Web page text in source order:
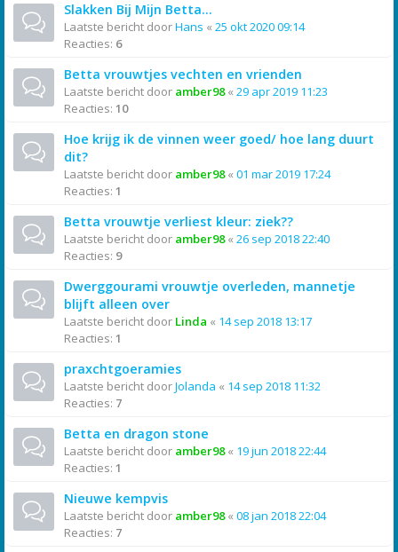
Slakken Bij Mijn Betta...
Laatste bericht doorHans « 25 okt 2020 09:14
Reacties: 6
Betta vrouwtjes vechten en vrienden
Laatste bericht door amber98« 29 apr 2019 11:23
Reacties: 10
Hoe krijg ik de vinnen weer goed/ hoe lang duurt
dit?
Laatste bericht door amber98« 01 mar 2019 17:24
Reacties: 1
Betta vrouwtje verliest kleur: ziek??
Laatste bericht door amber98« 26 sep 2018 22:40
Reacties: 9
Dwerggourami vrouwtje overleden, mannetje
blijft alleen over
Laatste bericht door Linda « 14 sep 2018 13:17
Reacties: 1
praxchtgoeramies
Laatste bericht doorJolanda « 14 sep 2018 11:32
Reacties: 7
Betta en dragon stone
Laatste bericht door amber98« 19 jun 2018 22:44
Reacties: 1
Nieuwe kempvis
Laatste bericht door amber98« 08 jan 2018 22:04
Reacties: 7